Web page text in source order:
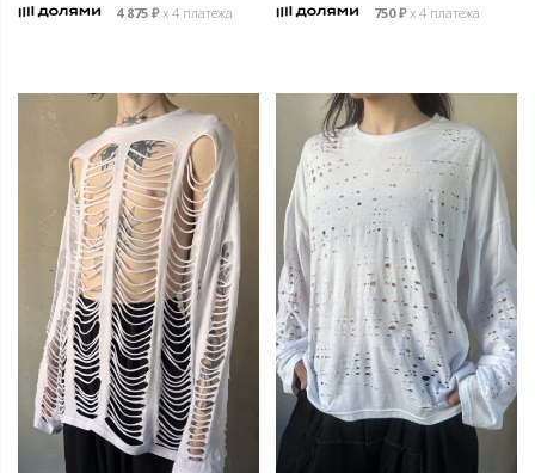
4 875 ₽х 4 платежа 750₽х 4 платежа